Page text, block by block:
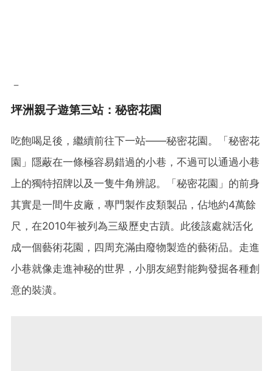
－
坪洲親子遊第三站：秘密花園
吃飽喝足後，繼續前往下一站——秘密花園。「秘密花
園」隱蔽在一條極容易錯過的小巷，不過可以通過小巷
上的獨特招牌以及一隻牛角辨認。「秘密花園」的前身
其實是一間牛皮廠，專門製作皮類製品，佔地約4萬餘
尺，在2010年被列為三級歷史古蹟。此後該處就活化
成一個藝術花園，四周充滿由廢物製造的藝術品。走進
小巷就像走進神秘的世界，小朋友絕對能夠發掘各種創
意的裝潢。